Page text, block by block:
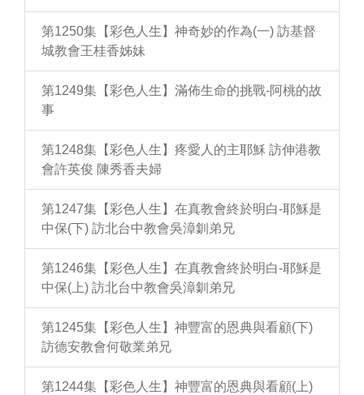
第1250集【彩色人生】神奇妙的作為(一) 訪基督
城教會王桂香姊妹
第1249集【彩色人生】滿佈生命的挑戰-阿桃的故
事
第1248集【彩色人生】疼愛人的主耶穌 訪伸港教
會許英俊 陳秀香夫婦
第1247集【彩色人生】在真教會終於明白-耶穌是
中保(下) 訪北台中教會吳漳釧弟兄
第1246集【彩色人生】在真教會終於明白-耶穌是
中保(上) 訪北台中教會吳漳釧弟兄
第1245集【彩色人生】神豐富的恩典與看顧(下)
訪德安教會何敬業弟兄
第1244集【彩色人生】神豐富的恩典與看顧(上)